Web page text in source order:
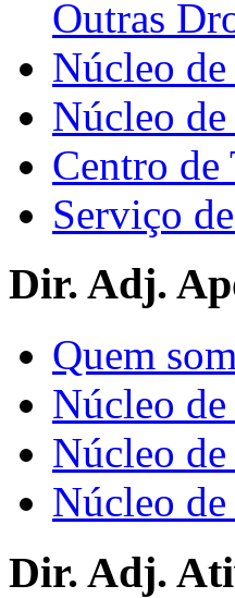
Outras
Núcleo
Núcleo
Centro de
Serviço
Dir. Adj.
Quem
Núcleo
Núcleo
Núcleo
Dir. Adj.